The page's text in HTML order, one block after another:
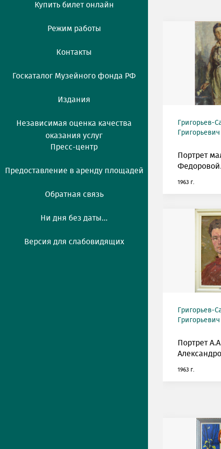
Купить билет онлайн
Режим работы
Контакты
Госкаталог Музейного фонда РФ
Издания
Независимая оценка качества
оказания услуг
Пресс-центр
Предоставление в аренду площадей
Обратная связь
Ни дня без даты...
Версия для слабовидящих
Григорьев-
Портрет
1963 г.
Григорьев-
Портрет
1963 г.